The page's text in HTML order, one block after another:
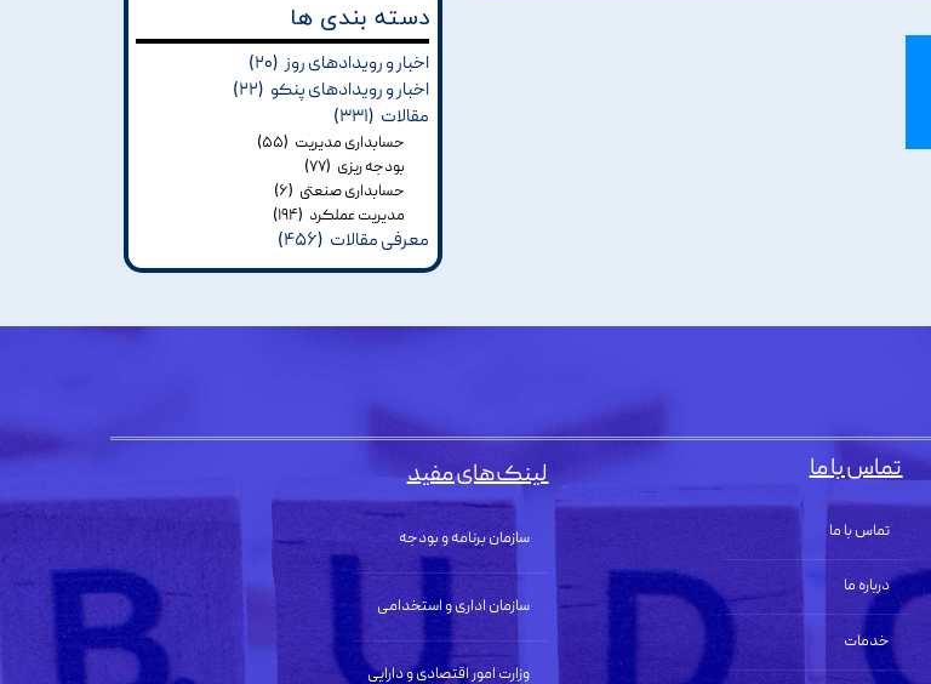
دسته بندی ها
اخبار و رویدادهای روز (۲۰)
اخبار و رویدادهای پنکو (۲۲)
مقالات (۳۳۱)
حسابداری مدیریت (۵۵)
بودجه ریزی (۷۷)
حسابداری صنعتی (۶)
مدیریت عملکرد (۱۹۴)
معرفی مقالات (۴۵۶)
لینک‌های مفید
سازمان برنامه و بودجه
سازمان اداری و استخدامی
وزارت امور اقتصادی و دارایی
تماس با ما
درباره ما
خدمات
تماس با ما